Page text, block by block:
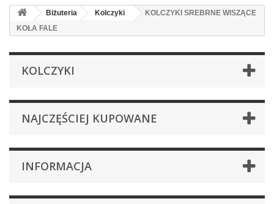
Biżuteria Kolczyki
KOLCZYKI SREBRNE WISZĄCE
KOŁA FALE
KOLCZYKI
NAJCZĘŚCIEJ KUPOWANE
INFORMACJA